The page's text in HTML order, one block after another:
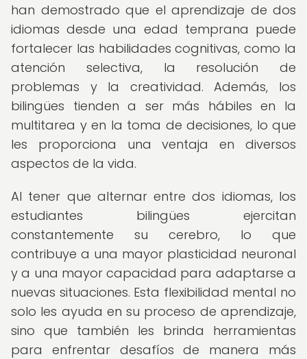
han demostrado que el aprendizaje de dos
idiomas desde una edad temprana puede
fortalecer las habilidades cognitivas, como la
atención selectiva, la resolución de
problemas y la creatividad. Además, los
bilingües tienden a ser más hábiles en la
multitarea y en la toma de decisiones, lo que
les proporciona una ventaja en diversos
aspectos de la vida.
Al tener que alternar entre dos idiomas, los
estudiantes bilingües ejercitan
constantemente su cerebro, lo que
contribuye a una mayor plasticidad neuronal
y a una mayor capacidad para adaptarse a
nuevas situaciones. Esta flexibilidad mental no
solo les ayuda en su proceso de aprendizaje,
sino que también les brinda herramientas
para enfrentar desafíos de manera más